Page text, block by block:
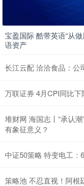
宝盈国际 酷带英语“从
语资产
长江云配 洽洽食品：公
万联证券 4月CPI同比
堆财网 海国志丨“承认
有象征意义？
中证50策略 特变电工：
策略池 不忍直视！阿根